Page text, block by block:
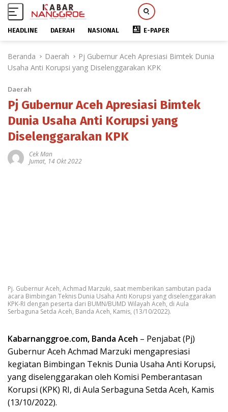
HEADLINE DAERAH NASIONAL E-PAPER
Beranda Daerah
Pj Gubernur Aceh Apresiasi Bimtek Dunia
Usaha Anti Korupsi yang Diselenggarakan KPK
Daerah
Pj Gubernur Aceh Apresiasi Bimtek
Dunia Usaha Anti Korupsi yang
Diselenggarakan KPK
Cek Man
Jumat, 14 Okt 2022
Pj. Gubernur Aceh, Achmad Marzuki, saat memberikan sambutan pada
acara Bimbingan Teknis Dunia Usaha Anti Korupsi yang diselenggarakan
KPK-RI dengan peserta dari BUMN/BUMD Wilayah Aceh, di Aula
Serbaguna Setda Aceh, Banda Aceh, Kamis, (13/10/2022).
Kabarnanggroe.com, Banda Aceh – Penjabat (Pj)
Gubernur Aceh Achmad Marzuki mengapresiasi
kegiatan Bimbingan Teknis Dunia Usaha Anti Korupsi,
yang diselenggarakan oleh Komisi Pemberantasan
Korupsi (KPK) RI, di Aula Serbaguna Setda Aceh, Kamis
(13/10/2022).